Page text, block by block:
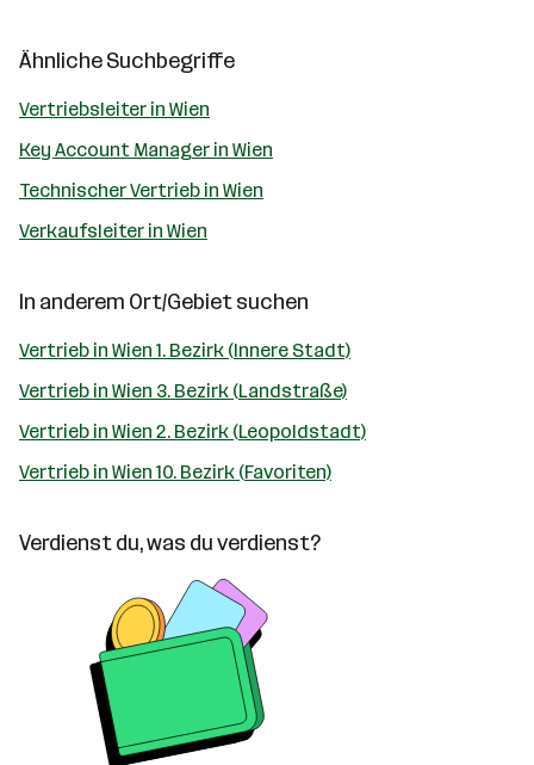
Ähnliche Suchbegriffe
Vertriebsleiter in Wien
Key Account Manager in Wien
Technischer Vertrieb in Wien
Verkaufsleiter in Wien
In anderem Ort/Gebiet suchen
Vertrieb in Wien 1. Bezirk (Innere Stadt)
Vertrieb in Wien 3. Bezirk (Landstraße)
Vertrieb in Wien 2. Bezirk (Leopoldstadt)
Vertrieb in Wien 10. Bezirk (Favoriten)
Verdienst du, was du verdienst?